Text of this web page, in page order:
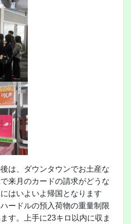
は、ダウンタウンでお土産な
来月のカードの請求がどうな
はいよいよ帰国となります
ードルの預入荷物の重量制限
す。上手に23キロ以内に収ま